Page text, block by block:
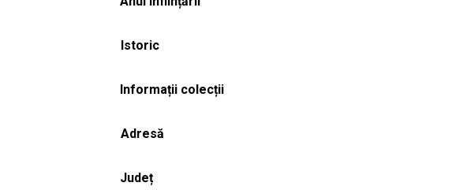
Istoric
Informații colecții
Adresă
Județ